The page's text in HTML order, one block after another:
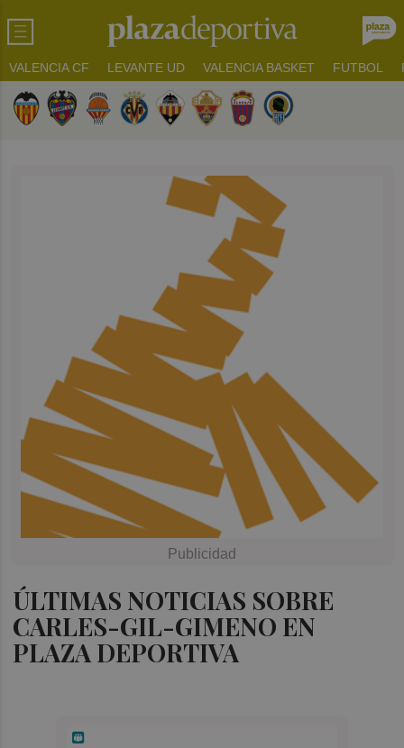
VALENCIA CF LEVANTE UD VALENCIA BASKET FUTBOL
ÚLTIMAS NOTICIAS SOBRE
CARLES-GIL-GIMENO EN
PLAZA DEPORTIVA